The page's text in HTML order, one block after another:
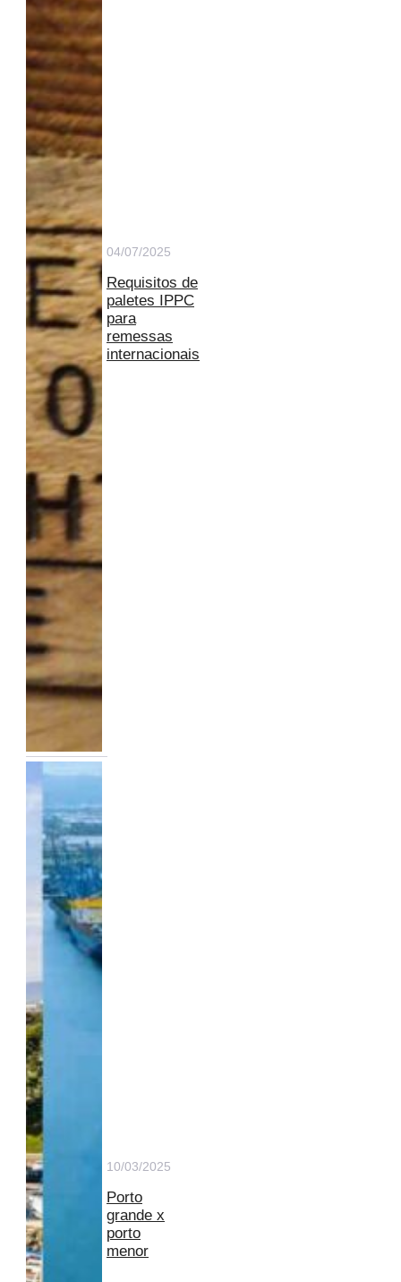
04/07/2025
Requisitos de
paletes IPPC
para
remessas
internacionais
10/03/2025
Porto
grande x
porto
menor